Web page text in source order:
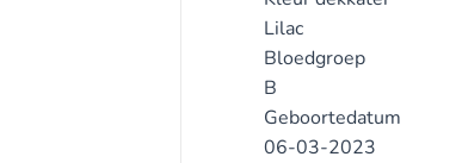
Lilac
Bloedgroep
B
Geboortedatum
06-03-2023